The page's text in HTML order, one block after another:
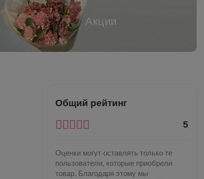
Акции
Общий рейтинг
5
Оценки могут оставлять только те
пользователи, которые приобрели
товар. Благодаря этому мы